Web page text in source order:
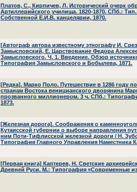
Платов, С., Кирпичев, Л. Исторический очерк
Артиллерийского училища. 1820-1870. СПб.:
Собственной Е.И.В. канцелярии, 1870.
[Автограф автора известному этнографу И.
Замысловский, Е. Царствование Федора
Замысловского. Ч. 1. Введение. Обзор
Типография Замысловского и Бобылева, 1871.
[Редка]. Марко Поло. Путешествие в 1286 году
странам Востока веницианского дворянина
прозванного миллионером. 3 ч. СПб.:
1873.
[Железная дорога]. Соображения о
Кутаисской губернии о выборе направления
ним Поти-Тифлисской железной дороги / Н.
Типография Главного Управления Наместника
[Первая книга] Каптерев, Н. Светские
Древней Руси. М.: Типография «Современные